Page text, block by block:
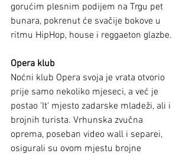
gorućim plesnim podijem na Trgu pet
bunara, pokrenut će svačije bokove u
ritmu HipHop, house i reggaeton glazbe.
Opera klub
Noćni klub Opera svoja je vrata otvorio
prije samo nekoliko mjeseci, a već je
postao 'It' mjesto zadarske mladeži, ali i
brojnih turista. Vrhunska zvučna
oprema, poseban video wall i separei,
osigurali su ovom mjestu brojne